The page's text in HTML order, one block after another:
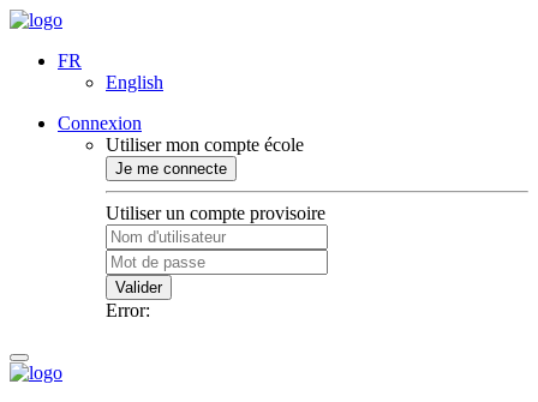
FR
English
Connexion
Utiliser mon compte école
Je me connecte
Utiliser un compte provisoire
Valider
Error: